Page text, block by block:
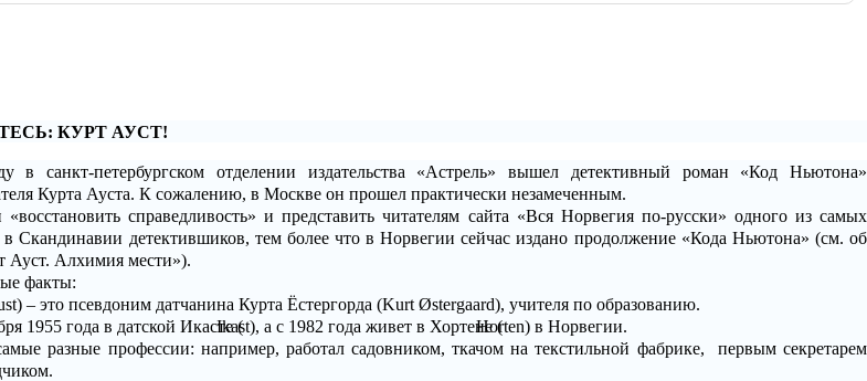
КУРТ АУСТ!
в санкт-петербургском отделении издательства «Астрель» вышел детективный роман «Код Ньютона»
Курта Ауста. К сожалению, в Москве он прошел практически незамеченным.
справедливость» и представить читателям сайта «Вся Норвегия по-русски» одного из самых
в Скандинавии детектившиков, тем более что в Норвегии сейчас издано продолжение «Кода Ньютона» (см. об
Ауст. Алхимия мести»).
факты:
) – это псевдоним датчанина Курта Ёстергорда (Kurt Østergaard), учителя по образованию.
1955 года в датской Икасте(
Ikast), а с 1982 года живет в Хортене (
Horten) в Норвегии.
разные профессии: например, работал садовником, ткачом на текстильной фабрике,
первым секретарем